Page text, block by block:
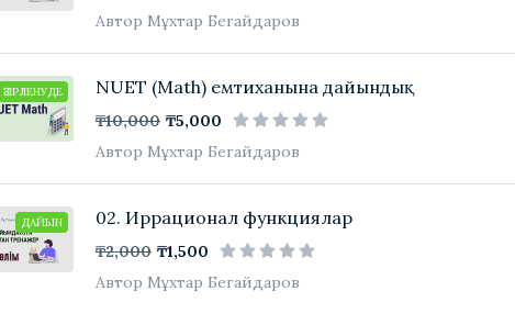
Автор Мұхтар Бегайдаров
ӘЗІРЛЕНУДЕ NUET (Math) емтиханына дайындық
₸10,000 ₸5,000
Автор Мұхтар Бегайдаров
ДАЙЫН 02. Иррационал функциялар
₸2,000 ₸1,500
Автор Мұхтар Бегайдаров